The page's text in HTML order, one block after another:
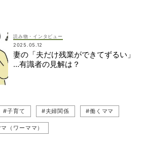
読み物・インタビュー
2025.05.12
妻の「夫だけ残業ができてずるい」
…有識者の見解は？
#子育て #夫婦関係 #働くママ
（ワーママ）